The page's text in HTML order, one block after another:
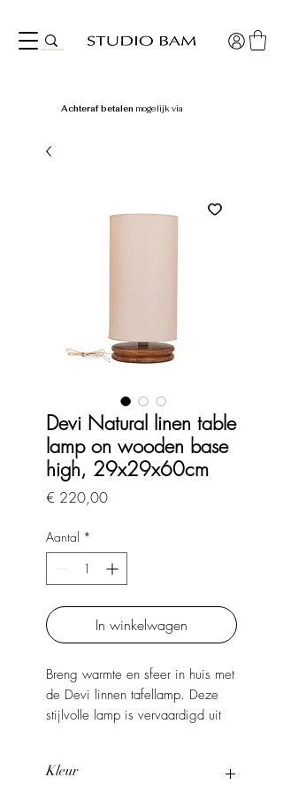
Achteraf betalen mogelijk via
Devi Natural linen table
lamp on wooden base
high, 29x29x60cm
€ 220,00Prijs
Aantal *
In winkelwagen
Breng warmte en sfeer in huis met
de Devi linnen tafellamp. Deze
stijlvolle lamp is vervaardigd uit
natuurlijke en elegante uitstraling.
Kleur